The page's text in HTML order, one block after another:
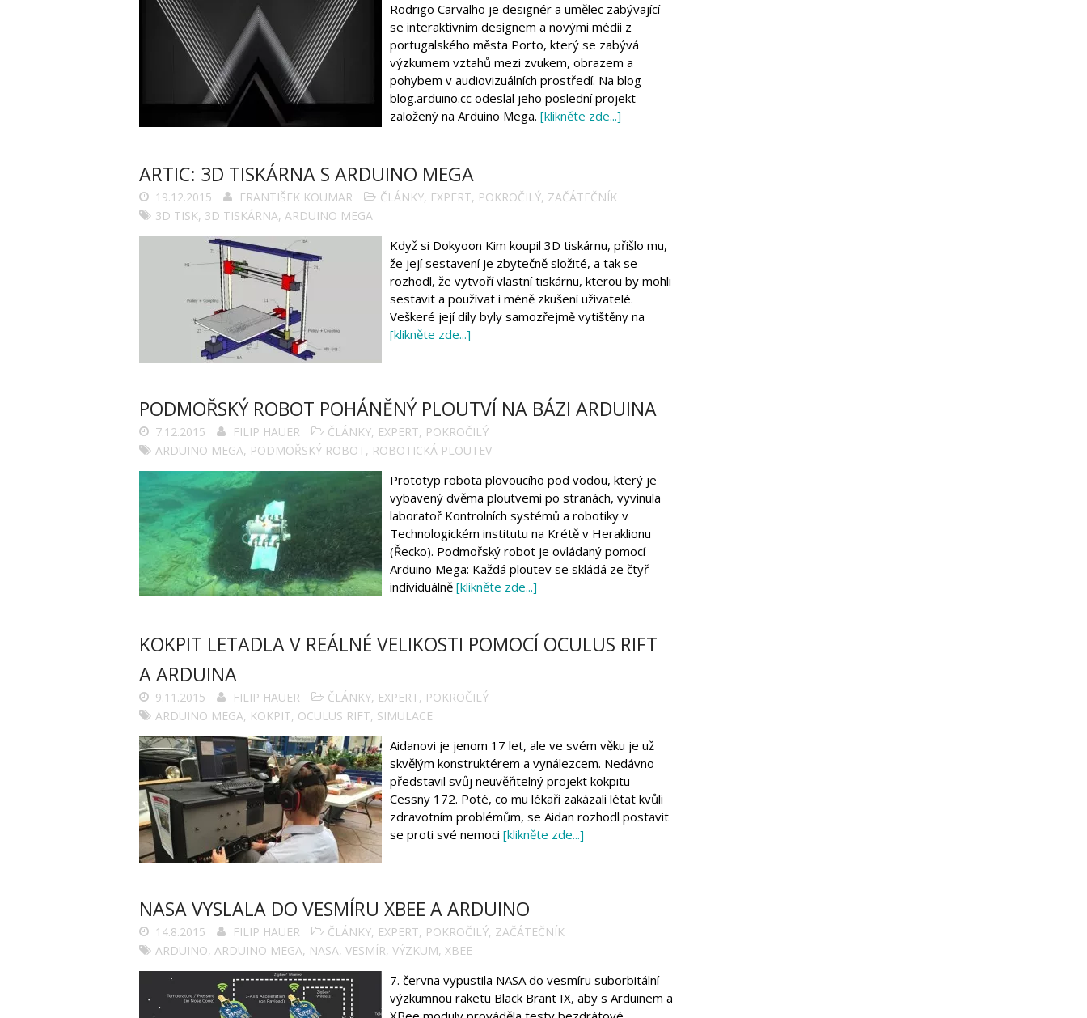
Rodrigo Carvalho je designér a umělec zabývající
se interaktivním designem a novými médii z
portugalského města Porto, který se zabývá
výzkumem vztahů mezi zvukem, obrazem a
pohybem v audiovizuálních prostředí. Na blog
blog.arduino.cc odeslal jeho poslední projekt
založený na Arduino Mega. [klikněte zde...]
ARTIC: 3D TISKÁRNA S ARDUINO MEGA
19.12.2015 FRANTIŠEK KOUMAR ČLÁNKY, EXPERT, POKROČILÝ, ZAČÁTEČNÍK
3D TISK, 3D TISKÁRNA, ARDUINO MEGA
Když si Dokyoon Kim koupil 3D tiskárnu, přišlo mu,
že její sestavení je zbytečně složité, a tak se
rozhodl, že vytvoří vlastní tiskárnu, kterou by mohli
sestavit a používat i méně zkušení uživatelé.
Veškeré její díly byly samozřejmě vytištěny na
[klikněte zde...]
PODMOŘSKÝ ROBOT POHÁNĚNÝ PLOUTVÍ NA BÁZI ARDUINA
7.12.2015 FILIP HAUER ČLÁNKY, EXPERT, POKROČILÝ
ARDUINO MEGA, PODMOŘSKÝ ROBOT, ROBOTICKÁ PLOUTEV
Prototyp robota plovoucího pod vodou, který je
vybavený dvěma ploutvemi po stranách, vyvinula
laboratoř Kontrolních systémů a robotiky v
Technologickém institutu na Krétě v Heraklionu
(Řecko). Podmořský robot je ovládaný pomocí
Arduino Mega: Každá ploutev se skládá ze čtyř
individuálně [klikněte zde...]
KOKPIT LETADLA V REÁLNÉ VELIKOSTI POMOCÍ OCULUS RIFT
A ARDUINA
9.11.2015 FILIP HAUER ČLÁNKY, EXPERT, POKROČILÝ
ARDUINO MEGA, KOKPIT, OCULUS RIFT, SIMULACE
Aidanovi je jenom 17 let, ale ve svém věku je už
skvělým konstruktérem a vynálezcem. Nedávno
představil svůj neuvěřitelný projekt kokpitu
Cessny 172. Poté, co mu lékaři zakázali létat kvůli
zdravotním problémům, se Aidan rozhodl postavit
se proti své nemoci [klikněte zde...]
NASA VYSLALA DO VESMÍRU XBEE A ARDUINO
14.8.2015 FILIP HAUER ČLÁNKY, EXPERT, POKROČILÝ, ZAČÁTEČNÍK
ARDUINO, ARDUINO MEGA, NASA, VESMÍR, VÝZKUM, XBEE
7. června vypustila NASA do vesmíru suborbitální
výzkumnou raketu Black Brant IX, aby s Arduinem a